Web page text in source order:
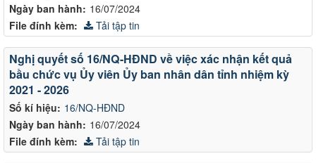
Ngày ban hành: 16/07/2024
File đính kèm: Tải tập tin
Số kí hiệu: 16/NQ-HĐND
Ngày ban hành: 16/07/2024
Nghị quyết số 16/NQ-HĐND về việc xác nhận kết quả
bầu chức vụ Ủy viên Ủy ban nhân dân tỉnh nhiệm kỳ
2021 - 2026
File đính kèm: Tải tập tin